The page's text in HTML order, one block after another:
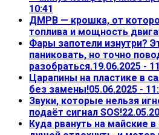
10:41
ДМРВ — крошка, от
топлива и мощность
Фары запотели изнутри?
паниковать, но точно
разобраться.19.06.2025 -
Царапины на пластике в
без замены!05.06.2025 -
Звуки, которые нельзя
подаёт сигнал SOS!
Куда рвануть на майские